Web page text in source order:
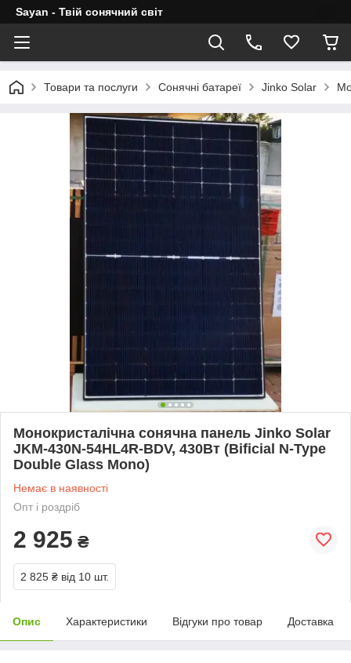
Sayan - Твій сонячний світ
Товари та послуги Сонячні батареї Jinko Solar
Монокристалічна сонячна панель Jinko Solar
JKM-430N-54HL4R-BDV, 430Вт (Bificial N-Type
Double Glass Mono)
Немає в наявності
Опт і роздріб
2 925 ₴
2 825 ₴ від 10 шт.
Опис Характеристики Відгуки про товар Доставка